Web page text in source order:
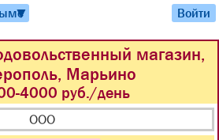
▼ Войти
магазин,
Марьино
4000 руб./день
ООО